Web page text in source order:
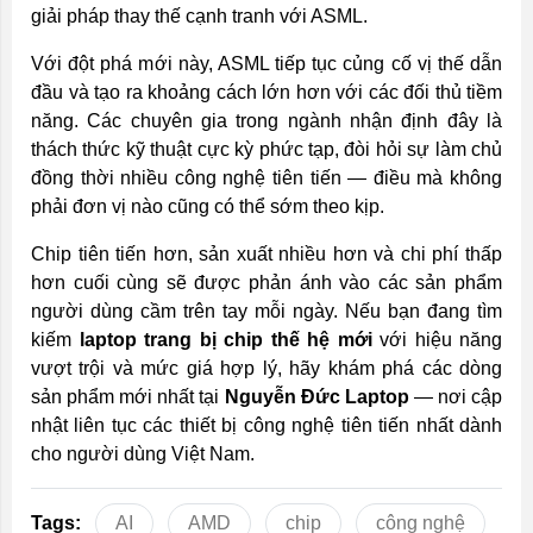
giải pháp thay thế cạnh tranh với ASML.
Với đột phá mới này, ASML tiếp tục củng cố vị thế dẫn
đầu và tạo ra khoảng cách lớn hơn với các đối thủ tiềm
năng. Các chuyên gia trong ngành nhận định đây là
thách thức kỹ thuật cực kỳ phức tạp, đòi hỏi sự làm chủ
đồng thời nhiều công nghệ tiên tiến — điều mà không
phải đơn vị nào cũng có thể sớm theo kịp.
Chip tiên tiến hơn, sản xuất nhiều hơn và chi phí thấp
hơn cuối cùng sẽ được phản ánh vào các sản phẩm
người dùng cầm trên tay mỗi ngày. Nếu bạn đang tìm
kiếm
laptop trang bị chip thế hệ mớivới hiệu năng
vượt trội và mức giá hợp lý, hãy khám phá các dòng
sản phẩm mới nhất tại Nguyễn Đức Laptop— nơi cập
nhật liên tục các thiết bị công nghệ tiên tiến nhất dành
cho người dùng Việt Nam.
Tags: AI AMD chip công nghệ